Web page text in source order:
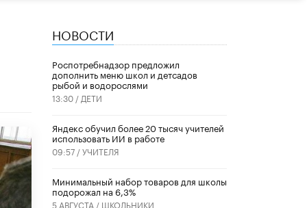
НОВОСТИ
Роспотребнадзор предложил
дополнить меню школ и детсадов
рыбой и водорослями
13:30 / ДЕТИ
​Яндекс обучил более 20 тысяч учителей
использовать ИИ в работе
09:57 /УЧИТЕЛЯ
Минимальный набор товаров для школы
подорожал на 6,3%
5 АВГУСТА / ШКОЛЬНИКИ